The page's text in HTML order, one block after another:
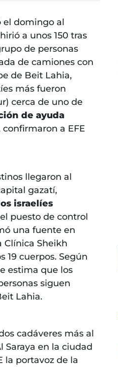
el domingo al
a unos 150 tras
de personas
de camiones con
de Beit Lahia,
más fueron
cerca de uno de
de ayuda
confirmaron a EFE
llegaron al
gazatí,
israelíes
puesto de control
una fuente en
Clínica Sheikh
19 cuerpos. Según
estima que los
siguen
Lahia.
cadáveres más al
Saraya en la ciudad
la portavoz de la